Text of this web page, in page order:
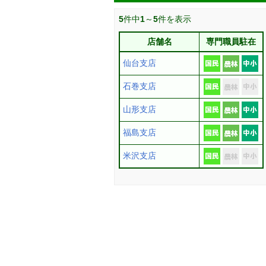
5件中1～5件を表示
店舗名 専門職員駐在
仙台支店
石巻支店
山形支店
福島支店
米沢支店